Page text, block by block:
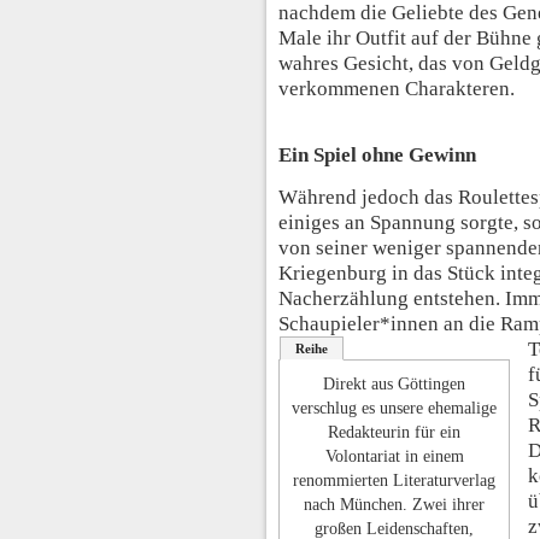
nachdem die Geliebte des
Male ihr Outfit auf der Bühne
wahres Gesicht, das von
verkommenen Charakteren.
Ein Spiel ohne Gewinn
Während jedoch das
einiges an Spannung sorgte,
von seiner weniger
Kriegenburg in das Stück
Nacherzählung entstehen.
Schaupieler*innen an die
Reihe
Direkt aus Göttingen
verschlug es unsere ehemalige
Redakteurin für ein
Volontariat in einem
renommierten Literaturverlag
nach München. Zwei ihrer
großen Leidenschaften,